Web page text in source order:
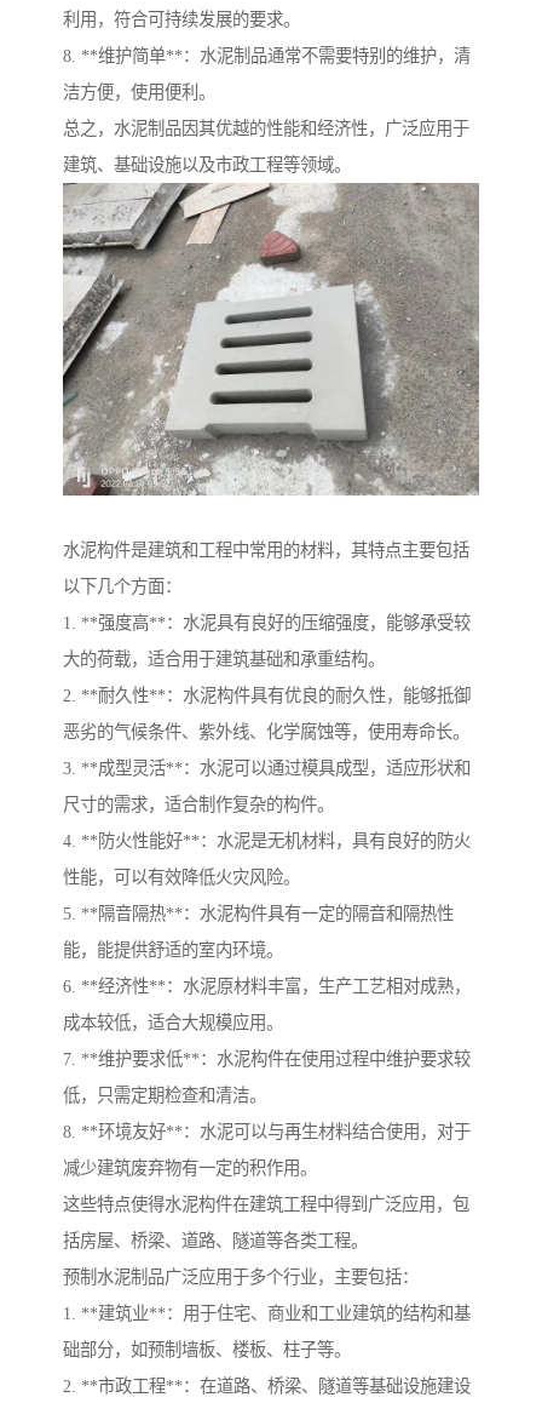
利用，符合可持续发展的要求。
8. **维护简单**：水泥制品通常不需要特别的维护，清
洁方便，使用便利。
总之，水泥制品因其优越的性能和经济性，广泛应用于
建筑、基础设施以及市政工程等领域。
水泥构件是建筑和工程中常用的材料，其特点主要包括
以下几个方面：
1. **强度高**：水泥具有良好的压缩强度，能够承受较
大的荷载，适合用于建筑基础和承重结构。
2. **耐久性**：水泥构件具有优良的耐久性，能够抵御
恶劣的气候条件、紫外线、化学腐蚀等，使用寿命长。
3. **成型灵活**：水泥可以通过模具成型，适应形状和
尺寸的需求，适合制作复杂的构件。
4. **防火性能好**：水泥是无机材料，具有良好的防火
性能，可以有效降低火灾风险。
5. **隔音隔热**：水泥构件具有一定的隔音和隔热性
能，能提供舒适的室内环境。
6. **经济性**：水泥原材料丰富，生产工艺相对成熟，
成本较低，适合大规模应用。
7. **维护要求低**：水泥构件在使用过程中维护要求较
低，只需定期检查和清洁。
8. **环境友好**：水泥可以与再生材料结合使用，对于
减少建筑废弃物有一定的积作用。
这些特点使得水泥构件在建筑工程中得到广泛应用，包
括房屋、桥梁、道路、隧道等各类工程。
预制水泥制品广泛应用于多个行业，主要包括：
1. **建筑业**：用于住宅、商业和工业建筑的结构和基
础部分，如预制墙板、楼板、柱子等。
2. **市政工程**：在道路、桥梁、隧道等基础设施建设